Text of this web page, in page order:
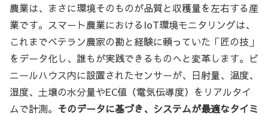
農業は、まさに環境そのものが品質と収穫量を左右する産
業です。スマート農業におけるIoT環境モニタリングは、
これまでベテラン農家の勘と経験に頼っていた「匠の技」
をデータ化し、誰もが実践できるものへと変革します。ビ
ニールハウス内に設置されたセンサーが、日射量、温度、
湿度、土壌の水分量やEC値（電気伝導度）をリアルタイ
ムで計測。 そのデータに基づき、システムが最適なタイミ